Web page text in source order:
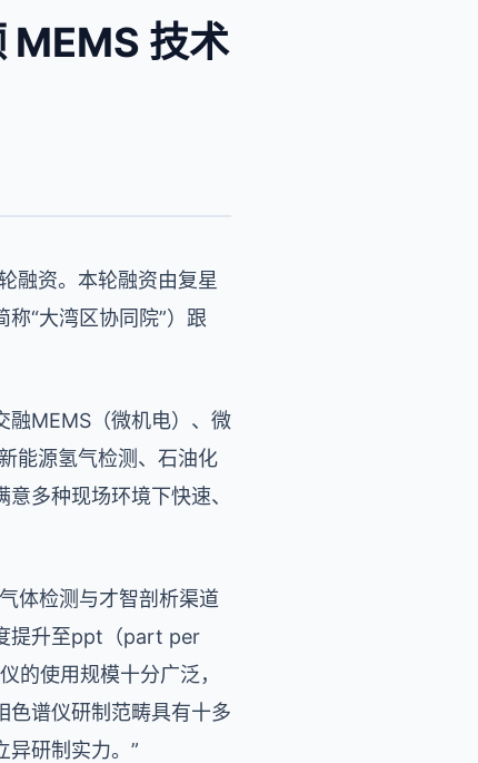
MEMS 技术
融资。本轮融资由复星
“大湾区协同院”）跟
融MEMS（微机电）、微
能源氢气检测、石油化
多种现场环境下快速、
体检测与才智剖析渠道
提升至ppt（part per
的使用规模十分广泛，
色谱仪研制范畴具有十多
异研制实力。”